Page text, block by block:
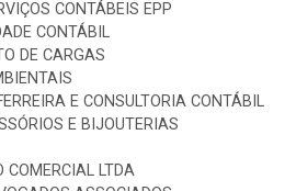
CONTÁBEIS EPP
CONTÁBIL
DE CARGAS
E CONSULTORIA CONTÁBIL
E BIJOUTERIAS
COMERCIAL LTDA